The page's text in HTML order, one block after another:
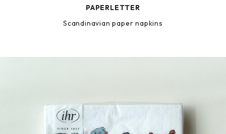
PAPERLETTER
Scandinavian paper napkins